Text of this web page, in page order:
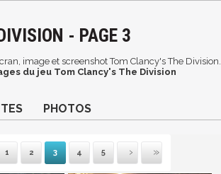
- PAGE 3
image et screenshot Tom Clancy's The Division.
du jeu Tom Clancy's The Division
PHOTOS
Précédente
1 2 3 4 5
Suivante
Dernière